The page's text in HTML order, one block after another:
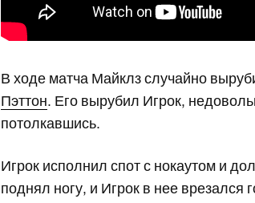
В ходе матча Майклз случайно
Пэттон. Его вырубил Игрок,
потолкавшись.
Игрок исполнил спот с нокаутом и
поднял ногу, и Игрок в нее врезался